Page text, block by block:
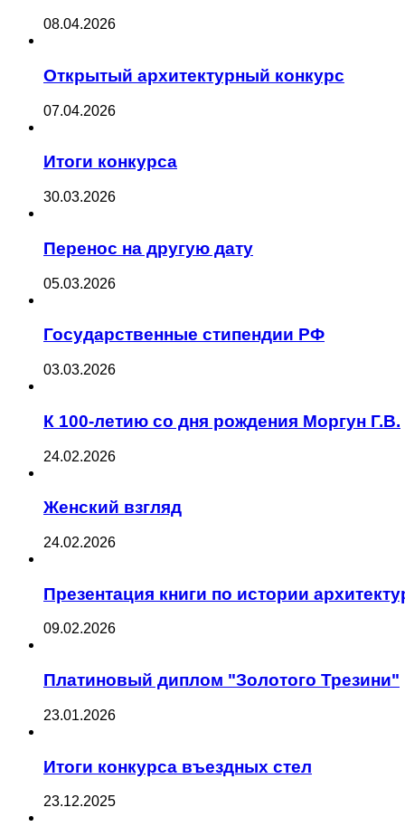
08.04.2026
Открытый архитектурный конкурс
07.04.2026
Итоги конкурса
30.03.2026
Перенос на другую дату
05.03.2026
Государственные стипендии РФ
03.03.2026
К 100-летию со дня рождения Моргун Г.В.
24.02.2026
Женский взгляд
24.02.2026
Презентация книги по истории
09.02.2026
Платиновый диплом "Золотого Трезини"
23.01.2026
Итоги конкурса въездных стел
23.12.2025